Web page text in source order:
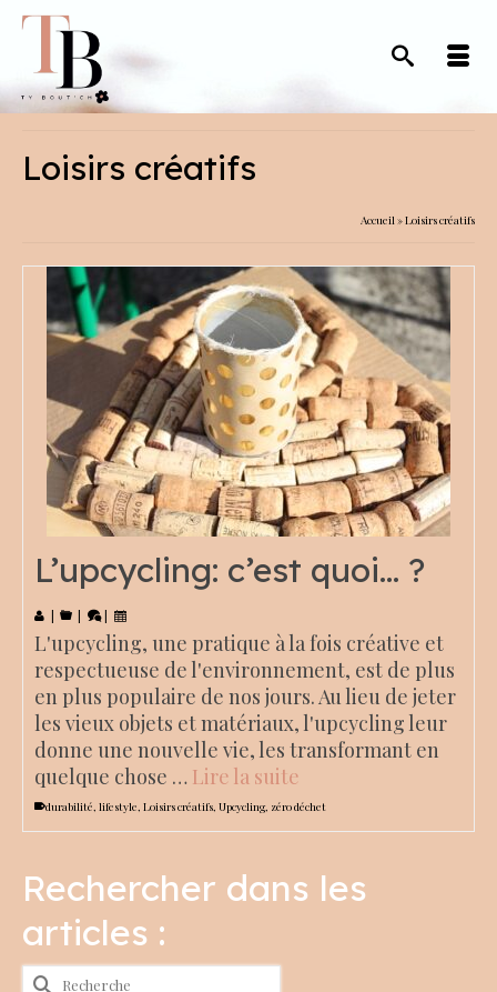
Loisirs créatifs
Accueil»Loisirs créatifs
L’upcycling: c’est quoi… ?
L'upcycling, une pratique à la fois créative et
respectueuse de l'environnement, est de plus
en plus populaire de nos jours. Au lieu de jeter
les vieux objets et matériaux, l'upcycling leur
donne une nouvelle vie, les transformant en
quelque chose … Lire la suite
durabilité, lifestyle, Loisirs créatifs, Upcycling, zéro déchet
Rechercher dans les
articles :
Rechercher :